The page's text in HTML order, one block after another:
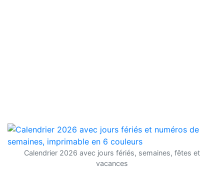
Calendrier 2026 avec jours fériés, semaines, fêtes et
vacances